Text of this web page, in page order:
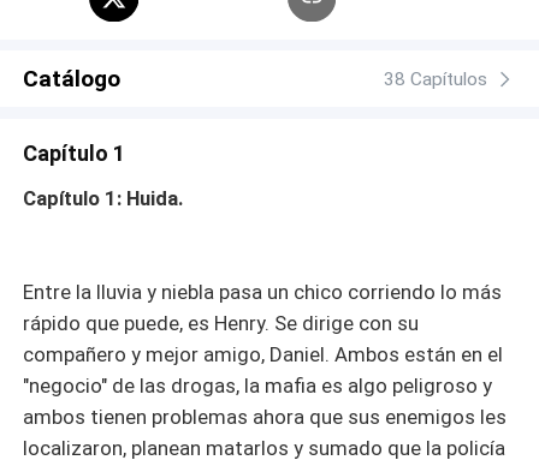
esperar 5 años para poder volver a su realidad, esperar
cruzar. Solo que ambas no cuentan que cuando llegue el
momento, tal vez no querrán regresar...
Catálogo 38 Capítulos
Capítulo 1
Capítulo 1: Huida.
Entre la lluvia y niebla pasa un chico corriendo lo más
rápido que puede, es Henry. Se dirige con su
compañero y mejor amigo, Daniel. Ambos están en el
"negocio" de las drogas, la mafia es algo peligroso y
ambos tienen problemas ahora que sus enemigos les
localizaron, planean matarlos y sumado que la policía